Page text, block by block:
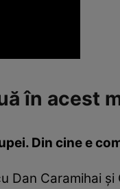
în acest
Din cine e
Dan Caramihai